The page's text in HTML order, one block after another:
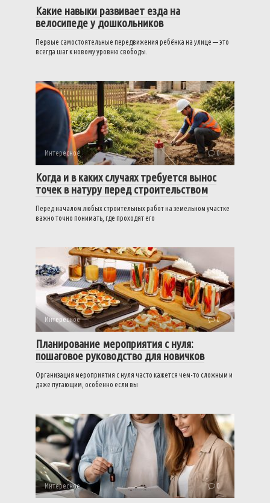
Какие навыки развивает езда на
велосипеде у дошкольников
Первые самостоятельные передвижения ребёнка на улице — это
всегда шаг к новому уровню свободы.
Интересное 0
Когда и в каких случаях требуется вынос
точек в натуру перед строительством
Перед началом любых строительных работ на земельном участке
важно точно понимать, где проходят его
Интересное 0
Планирование мероприятия с нуля:
пошаговое руководство для новичков
Организация мероприятия с нуля часто кажется чем-то сложным и
даже пугающим, особенно если вы
Интересное 0